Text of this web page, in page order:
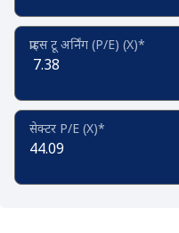
प्राइस टू अर्निंग (P/E) (X)*
7.38
सेक्टर P/E (X)*
44.09